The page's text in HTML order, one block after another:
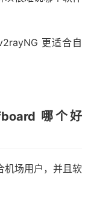
更适合自
哪个好
场用户，并且软